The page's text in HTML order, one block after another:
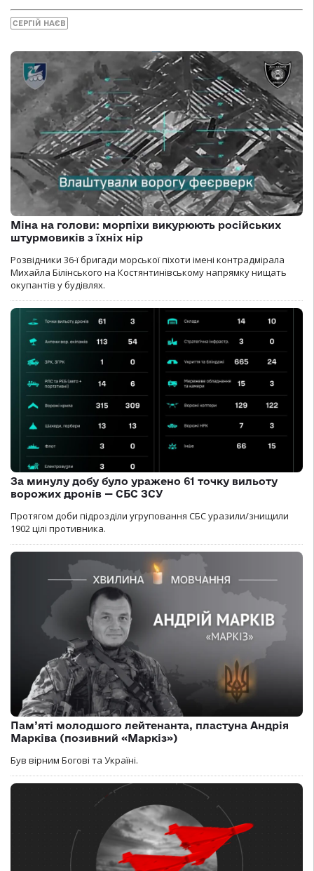
СЕРГІЙ НАЄВ
Міна на голови: морпіхи викурюють російських
штурмовиків з їхніх нір
Розвідники 36-ї бригади морської піхоти імені контрадмірала
Михайла Білінського на Костянтинівському напрямку нищать
окупантів у будівлях.
За минулу добу було уражено 61 точку вильоту
ворожих дронів — СБС ЗСУ
Протягом доби підрозділи угруповання СБС уразили/знищили
1902 цілі противника.
Пам’яті молодшого лейтенанта, пластуна Андрія
Марківа (позивний «Маркіз»)
Був вірним Богові та Україні.